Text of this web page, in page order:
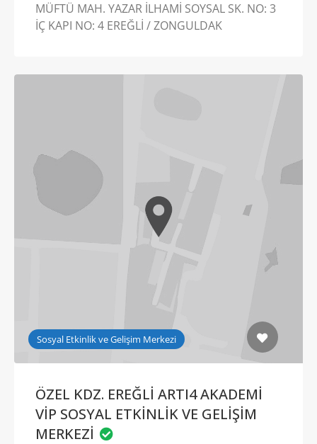
MÜFTÜ MAH. YAZAR İLHAMİ SOYSAL SK. NO: 3
İÇ KAPI NO: 4 EREĞLİ / ZONGULDAK
Sosyal Etkinlik ve Gelişim Merkezi
ÖZEL KDZ. EREĞLİ ARTI4 AKADEMİ
VİP SOSYAL ETKİNLİK VE GELİŞİM
MERKEZİ